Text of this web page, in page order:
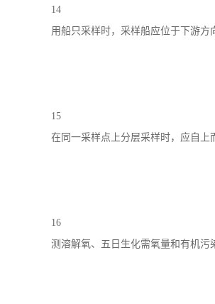
14
用船只采样时，采样船应位于下游
15
在同一采样点上分层采样时，应自上
16
测溶解氧、五日生化需氧量和有机污